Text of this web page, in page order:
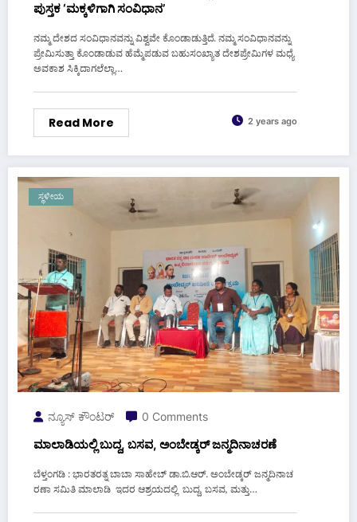
ಪುಸ್ತಕ ‘ಮಕ್ಕಳಿಗಾಗಿ ಸಂವಿಧಾನ’
ನಮ್ಮ ದೇಶದ ಸಂವಿಧಾನವನ್ನು ವಿಶ್ವವೇ ಕೊಂಡಾಡುತ್ತಿದೆ. ನಮ್ಮ ಸಂವಿಧಾನವನ್ನು
ಪ್ರೇಮಿಸುತ್ತಾ ಕೊಂಡಾಡುವ ಹೆಮ್ಮೆಪಡುವ ಬಹುಸಂಖ್ಯಾತ ದೇಶಪ್ರೇಮಿಗಳ ಮಧ್ಯೆ
ಅವಕಾಶ ಸಿಕ್ಕಿದಾಗಲೆಲ್ಲಾ…
Read More 2 years ago
ಸ್ಥಳೀಯ
ನ್ಯೂಸ್ ಕೌಂಟರ್ 0 Comments
ಮಾಲಾಡಿಯಲ್ಲಿ ಬುದ್ದ, ಬಸವ, ಅಂಬೇಡ್ಕರ್ ಜನ್ಮ‌ದಿನಾಚರಣೆ
ಬೆಳ್ತಂಗಡಿ : ಭಾರತರತ್ನ ಬಾಬಾ ಸಾಹೇಬ್ ಡಾ.ಬಿ.ಆರ್. ಅಂಬೇಡ್ಕರ್ ಜನ್ಮ‌ದಿನಾಚ
ರಣಾ ಸಮಿತಿ ಮಾಲಾಡಿ ಇದರ ಆಶ್ರಯದಲ್ಲಿ ಬುದ್ದ, ಬಸವ, ಮತ್ತು…